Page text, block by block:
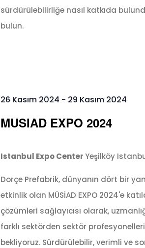
sürdürülebilirliğe nasıl katkıda
bulun. ⠀
MUSIAD EXPO 2024
26 Kasım 2024 - 29 Kasım 2024
Istanbul Expo CenterYeşilköy
Dorçe Prefabrik, dünyanın dört bir
etkinlik olan MÜSİAD EXPO 2024'e
çözümleri sağlayıcısı olarak,
farklı sektörden sektör
bekliyoruz. Sürdürülebilir, verimli ve